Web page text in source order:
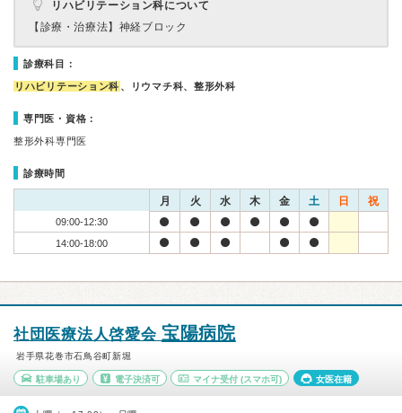
リハビリテーション科について
【診療・治療法】 神経ブロック
診療科目：
リハビリテーション科 、リウマチ科、整形外科
専門医・資格：
整形外科専門医
診療時間
月 火 水 木 金 土 日 祝
09:00-12:30
14:00-18:00
社団医療法人啓愛会 宝陽病院
岩手県花巻市石鳥谷町新堀
駐車場あり 電子決済可 マイナ受付 (スマホ可) 女医在籍